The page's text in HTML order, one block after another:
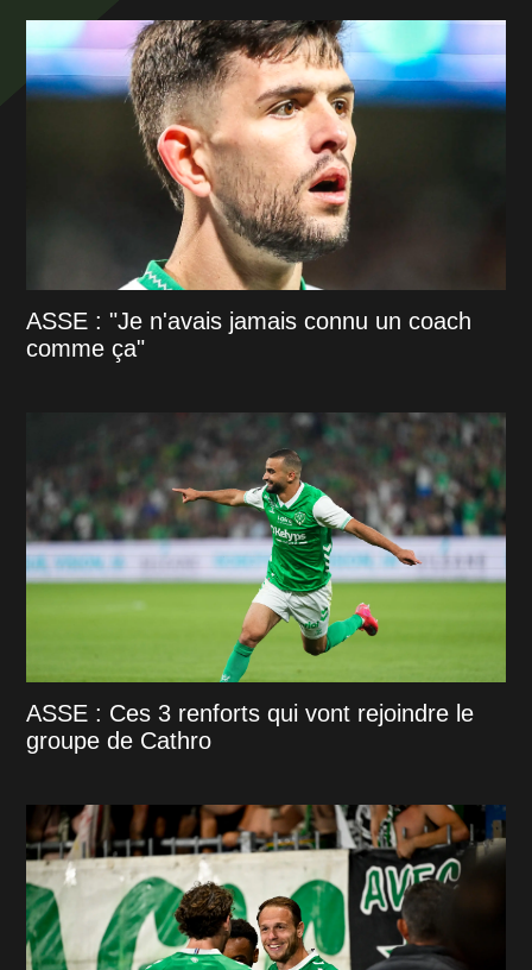
ASSE : "Je n'avais jamais connu un coach
comme ça"
ASSE : Ces 3 renforts qui vont rejoindre le
groupe de Cathro